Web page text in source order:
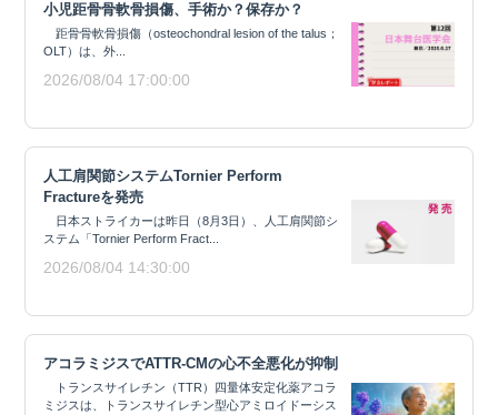
小児距骨骨軟骨損傷、手術か？保存か？
距骨骨軟骨損傷（osteochondral lesion of the talus；
OLT）は、外...
2026/08/04 17:00:00
人工肩関節システムTornier Perform
Fractureを発売
日本ストライカーは昨日（8月3日）、人工肩関節シ
ステム「Tornier Perform Fract...
2026/08/04 14:30:00
アコラミジスでATTR-CMの心不全悪化が抑制
トランスサイレチン（TTR）四量体安定化薬アコラ
ミジスは、トランスサイレチン型心アミロイドーシス